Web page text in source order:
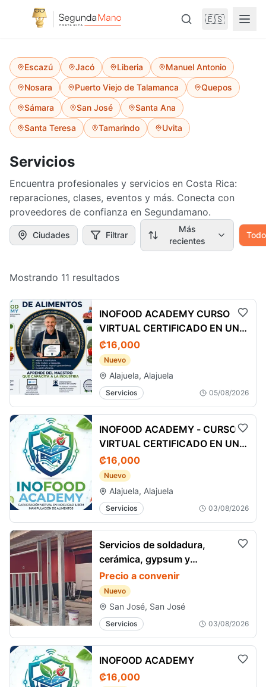
🇪🇸
Escazú Jacó Liberia
Manuel Antonio
Nosara
Puerto Viejo de Talamanca
Quepos
Sámara
San José
Santa Ana
Santa Teresa
Tamarindo Uvita
Servicios
Encuentra profesionales y servicios en Costa Rica:
reparaciones, clases, eventos y más. Conecta con
proveedores de confianza en Segundamano.
Ciudades Filtrar
Más
recientes
Mostrando 11 resultados
INOFOOD ACADEMY CURSO
VIRTUAL CERTIFICADO EN UNA
SEMANA
₡16,000
Nuevo
Alajuela, Alajuela
Servicios 05/08/2026
INOFOOD ACADEMY - CURSO
VIRTUAL CERTIFICADO EN UNA
SEMANA
₡16,000
Nuevo
Alajuela, Alajuela
Servicios 03/08/2026
Servicios de soldadura,
cerámica, gypsum y
remodelaciones
Precio a convenir
Nuevo
San José, San José
Servicios 03/08/2026
INOFOOD ACADEMY
₡16,000